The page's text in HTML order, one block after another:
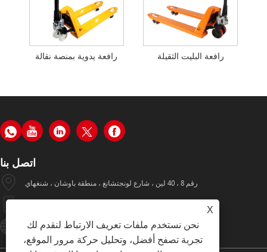
رافعة يدوية بمنصة نقالة رافعة البليت الثقيلة
اتصل بنا
رقم 8 ، 40 لين ، شارع لونجتشانغ ، منطقة باوشان ، شنغهاي
Hugo002@yiyinggroup.com
X
نحن نستخدم ملفات تعريف الارتباط لنقدم لك
تجربة تصفح أفضل، وتحليل حركة مرور الموقع،